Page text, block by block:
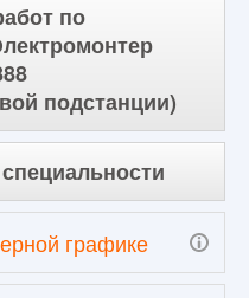
по
подстанции)
графике